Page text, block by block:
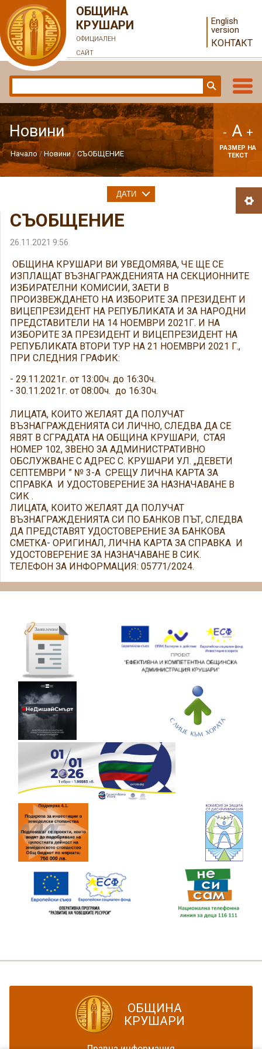
ОБЩИНА
КРУШАРИ
ОФИЦИАЛЕН
САЙТ
English
version
КОНТАКТ
Новини
Начало Новини СЪОБЩЕНИЕ
- A +
РАЗМЕР НА
ТЕКСТ
СЪОБЩЕНИЕ
26.11.2021 9:56
ОБЩИНА КРУШАРИ ВИ УВЕДОМЯВА, ЧЕ ЩЕ СЕ
ИЗПЛАЩАТ ВЪЗНАГРАЖДЕНИЯТА НА СЕКЦИОННИТЕ
ИЗБИРАТЕЛНИ КОМИСИИ, ЗАЕТИ В
ПРОИЗВЕЖДАНЕТО НА ИЗБОРИТЕ ЗА ПРЕЗИДЕНТ И
ВИЦЕПРЕЗИДЕНТ НА РЕПУБЛИКАТА И ЗА НАРОДНИ
ПРЕДСТАВИТЕЛИ НА 14 НОЕМВРИ 2021Г. И НА
ИЗБОРИТЕ ЗА ПРЕЗИДЕНТ И ВИЦЕПРЕЗИДЕНТ НА
РЕПУБЛИКАТА ВТОРИ ТУР НА 21 НОЕМВРИ 2021 Г.,
ПРИ СЛЕДНИЯ ГРАФИК:
- 29.11.2021г. от 13:00ч. до 16:30ч.
- 30.11.2021г. от 08:00ч. до 16:30ч.
ЛИЦАТА, КОИТО ЖЕЛАЯТ ДА ПОЛУЧАТ
ВЪЗНАГРАЖДЕНИЯТА СИ ЛИЧНО, СЛЕДВА ДА СЕ
ЯВЯТ В СГРАДАТА НА ОБЩИНА КРУШАРИ, СТАЯ
НОМЕР 102, ЗВЕНО ЗА АДМИНИСТРАТИВНО
ОБСЛУЖВАНЕ С АДРЕС С. КРУШАРИ УЛ. „ДЕВЕТИ
СЕПТЕМВРИ ” № 3-А СРЕЩУ ЛИЧНА КАРТА ЗА
СПРАВКА И УДОСТОВЕРЕНИЕ ЗА НАЗНАЧАВАНЕ В
СИК .
ЛИЦАТА, КОИТО ЖЕЛАЯТ ДА ПОЛУЧАТ
ВЪЗНАГРАЖДЕНИЯТА СИ ПО БАНКОВ ПЪТ, СЛЕДВА
ДА ПРЕДСТАВЯТ УДОСТОВЕРЕНИЕ ЗА БАНКОВА
СМЕТКА- ОРИГИНАЛ, ЛИЧНА КАРТА ЗА СПРАВКА И
УДОСТОВЕРЕНИЕ ЗА НАЗНАЧАВАНЕ В СИК.
ТЕЛЕФОН ЗА ИНФОРМАЦИЯ: 05771/2024.
ДАТИ
ОБЩИНА
КРУШАРИ